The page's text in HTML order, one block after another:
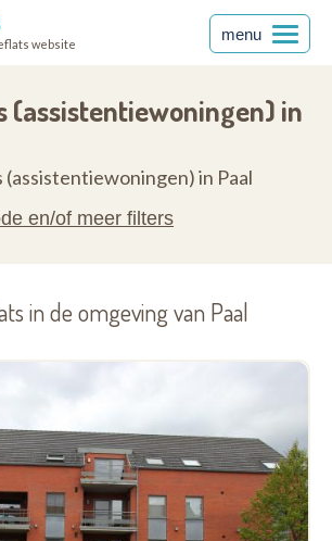
website
menu
(assistentiewoningen) in
in Paal
en/of meer filters
in de omgeving van Paal